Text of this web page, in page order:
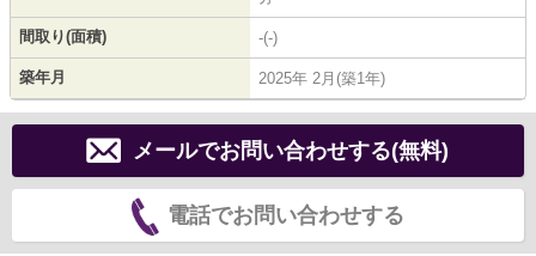
間取り(面積) -(-)
築年月 2025年 2月(築1年)
メールでお問い合わせする(無料)
電話でお問い合わせする